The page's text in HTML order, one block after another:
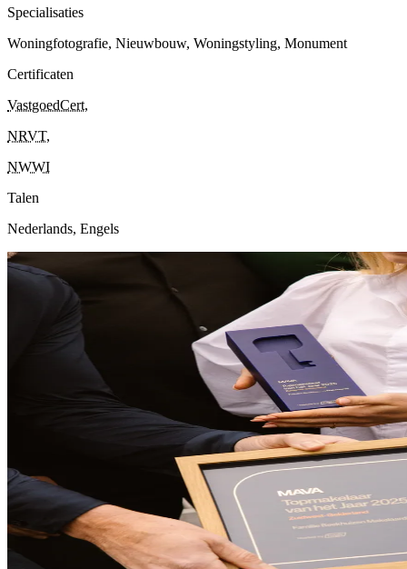
Specialisaties
Woningfotografie, Nieuwbouw, Woningstyling, Monument
Certificaten
VastgoedCert,
NRVT,
NWWI
Talen
Nederlands, Engels